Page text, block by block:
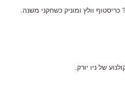
וולץ ומוניק כשחקני משנה.
של ניו יורק.